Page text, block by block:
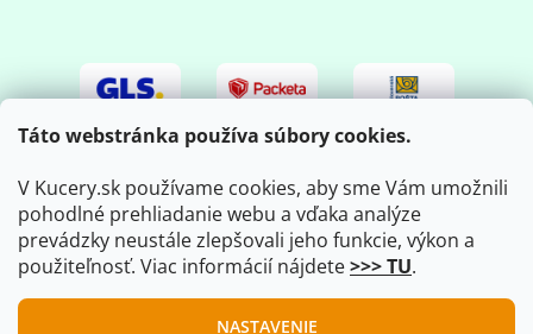
Táto webstránka používa súbory cookies.
V Kucery.sk používame cookies, aby sme Vám umožnili
pohodlné prehliadanie webu a vďaka analýze
prevádzky neustále zlepšovali jeho funkcie, výkon a
použiteľnosť. Viac informácií nájdete>>> TU.
NASTAVENIE